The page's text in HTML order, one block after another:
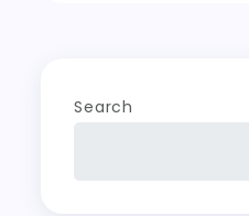
Search